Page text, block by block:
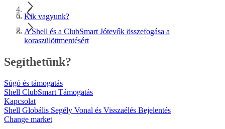
Kik vagyunk?
A Shell és a ClubSmart Jótevők összefogása a
koraszülöttmentésért
Segíthetünk?
Súgó és támogatás
Shell ClubSmart Támogatás
Kapcsolat
Shell Globális Segély Vonal és Visszaélés Bejelentés
Change market